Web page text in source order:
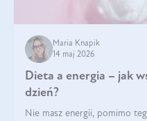
Maria Knapik
14 maj 2026
Dieta a energia – jak
dzień?
Nie masz energii, pomimo